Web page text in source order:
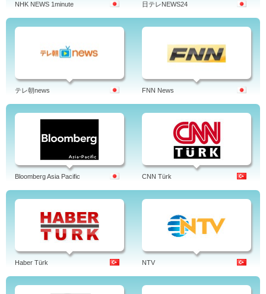
NHK NEWS 1minute 日テレNEWS24
テレ朝news FNN News
Bloomberg Asia Pacific CNN Türk
Haber Türk NTV